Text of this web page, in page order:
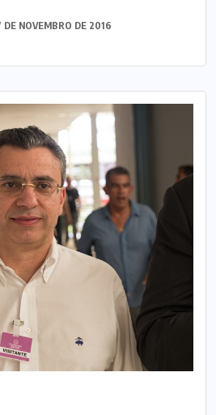
DE NOVEMBRO DE 2016